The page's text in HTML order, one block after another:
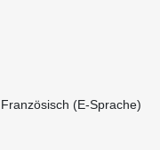
Französisch (E-Sprache)